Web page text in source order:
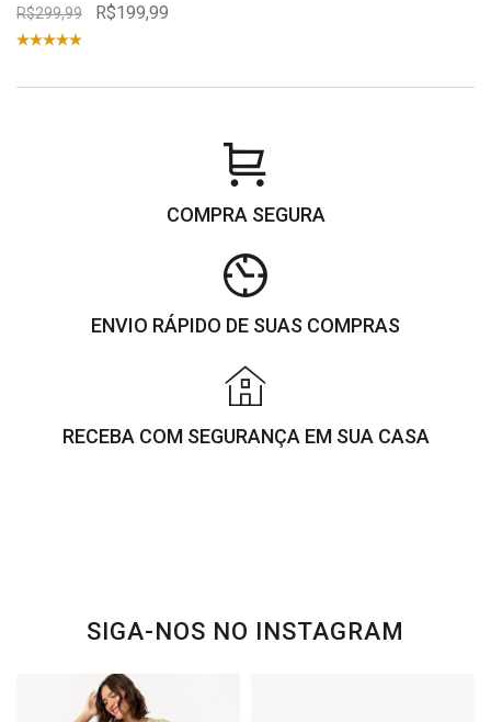
R$299,99 R$199,99
COMPRA SEGURA
ENVIO RÁPIDO DE SUAS COMPRAS
RECEBA COM SEGURANÇA EM SUA CASA
SIGA-NOS NO INSTAGRAM